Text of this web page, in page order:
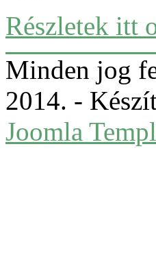
Részletek itt
Minden jog
2014. -
Joomla